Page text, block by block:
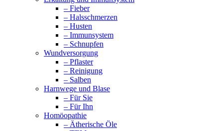
– Fieber
– Halsschmerzen
– Husten
– Immunsystem
– Schnupfen
Wundversorgung
– Pflaster
– Reinigung
– Salben
Harnwege und Blase
– Für Sie
– Für Ihn
Homöopathie
– Ätherische Öle